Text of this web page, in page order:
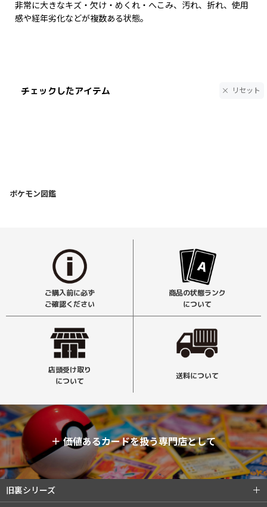
非常に大きなキズ・欠け・めくれ・へこみ、汚れ、折れ、使用
感や経年劣化などが複数ある状態。
チェックしたアイテム リセット
ポケモン図鑑
ご購入前に必ず
ご確認ください
商品の状態ランク
について
店頭受け取り
について
送料について
＋価値あるカードを扱う専門店として
旧裏シリーズ